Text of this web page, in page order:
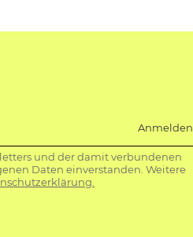
Anmelden
und der damit verbundenen
Daten einverstanden. Weitere